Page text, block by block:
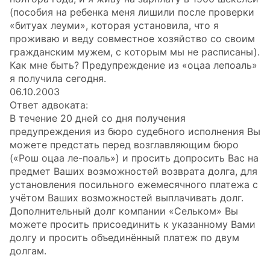
(пособия на ребенка меня лишили после проверки
«битуах леуми», которая установила, что я
проживаю и веду совместное хозяйство со своим
гражданским мужем, с которым мы не расписаны).
Как мне быть? Предупреждение из «оцаа лепоаль»
я получила сегодня.
06.10.2003
Ответ адвоката:
В течение 20 дней со дня получения
предупреждения из бюро судебного исполнения Вы
можете предстать перед возглавляющим бюро
(«Рош оцаа ле-поаль») и просить допросить Вас на
предмет Ваших возможностей возврата долга, для
установления посильного ежемесячного платежа с
учётом Ваших возможностей выплачивать долг.
Дополнительный долг компании «Сельком» Вы
можете просить присоединить к указанному Вами
долгу и просить объединённый платеж по двум
долгам.